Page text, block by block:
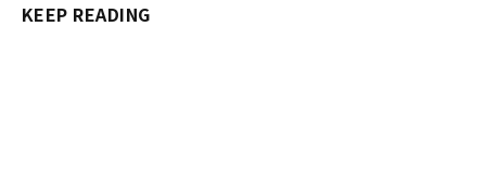
KEEP READING